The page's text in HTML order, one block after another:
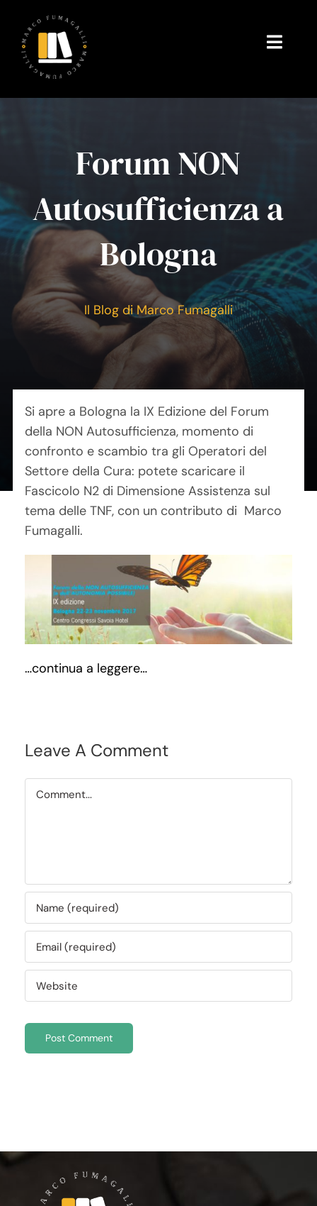
contenuto
Toggle
Gallerie fotografiche
Il mio Blog
Shop
Testimonianze
Contatti
Forum NON
Autosufficienza a
Bologna
Il Blog di Marco Fumagalli
Si apre a Bologna la IX Edizione del Forum
della NON Autosufficienza, momento di
confronto e scambio tra gli Operatori del
Settore della Cura: potete scaricare il
Fascicolo N2 di Dimensione Assistenza sul
tema delle TNF, con un contributo di Marco
Fumagalli.
…continua a leggere…
Leave A Comment
Comment